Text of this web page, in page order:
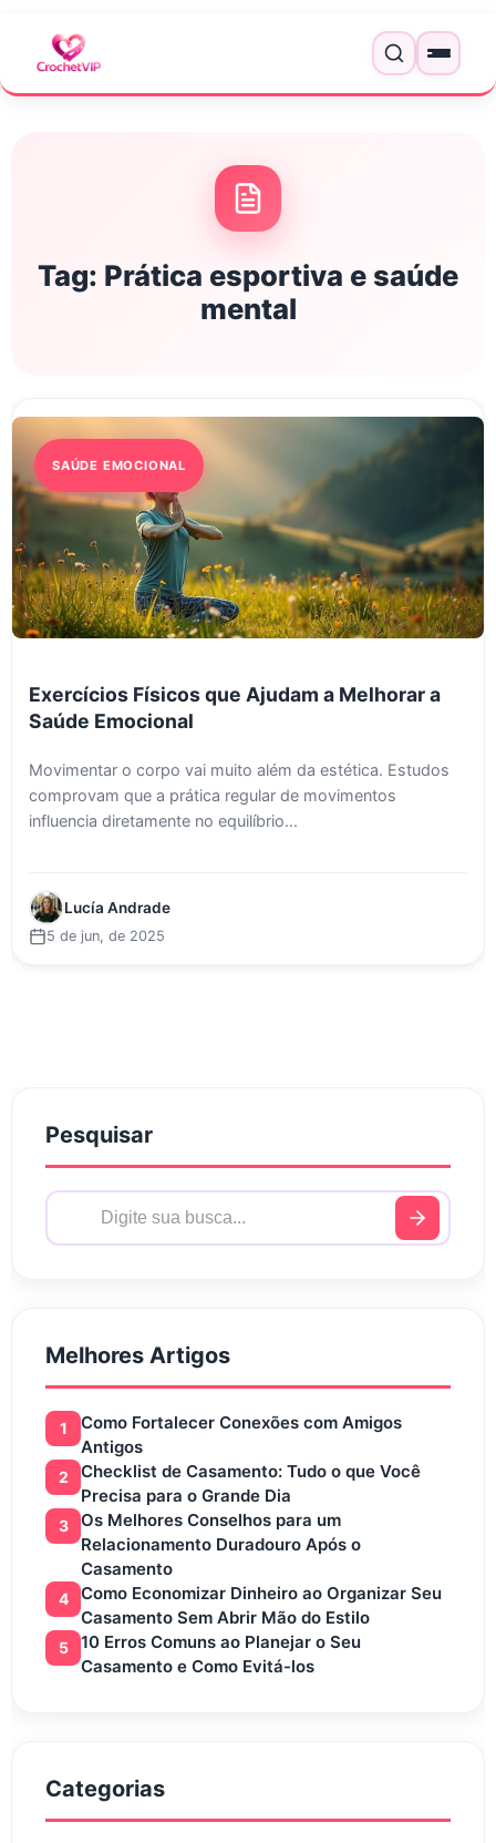
Menu
Tag: Prática esportiva e saúde
mental
SAÚDE EMOCIONAL
Exercícios Físicos que Ajudam a Melhorar a
Saúde Emocional
Movimentar o corpo vai muito além da estética. Estudos
comprovam que a prática regular de movimentos
influencia diretamente no equilíbrio...
Lucía Andrade
5 de jun, de 2025
Pesquisar
Melhores Artigos
1
Como Fortalecer Conexões com Amigos
Antigos
2
Checklist de Casamento: Tudo o que Você
Precisa para o Grande Dia
3
Os Melhores Conselhos para um
Relacionamento Duradouro Após o
Casamento
4
Como Economizar Dinheiro ao Organizar Seu
Casamento Sem Abrir Mão do Estilo
5
10 Erros Comuns ao Planejar o Seu
Casamento e Como Evitá-los
Categorias